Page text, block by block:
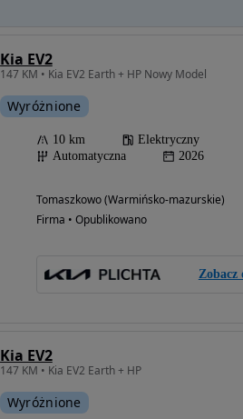
Kia EV2
147 KM • Kia EV2 Earth + HP Nowy Model
Wyróżnione
10 km
Elektryczny
Automatyczna
2026
Tomaszkowo (Warmińsko-mazurskie)
Firma • Opublikowano
Zobacz
Kia EV2
147 KM • Kia EV2 Earth + HP
Wyróżnione